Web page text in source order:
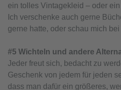
ein tolles Vintagekleid – oder
Ich verschenke auch gerne
gerne hatte, oder schau mich bei
#5 Wichteln und andere
Jeder freut sich, bedacht zu
Geschenk von jedem für jeden
dass man dafür ein größeres,